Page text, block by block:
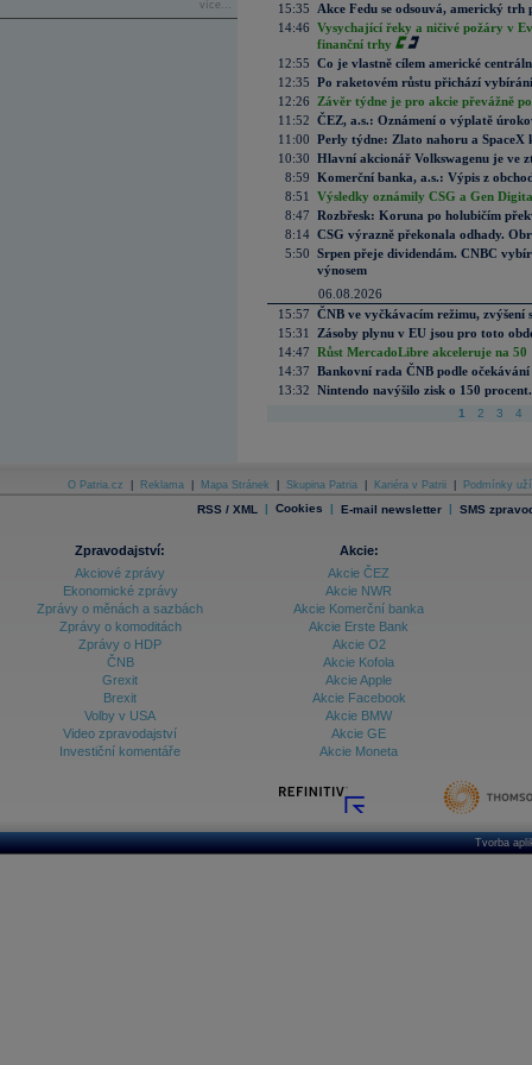
více...
15:35
Akce Fedu se odsouvá, americký
14:46 Vysychající řeky a ničivé požáry v
finanční trhy
12:55 Co je vlastně cílem americké
12:35 Po raketovém růstu přichází
12:26
Závěr týdne je pro akcie převážně
11:52 ČEZ, a.s.: Oznámení o výplatě
11:00 Perly týdne: Zlato nahoru a SpaceX
10:30 Hlavní akcionář Volkswagenu je ve
8:59 Komerční banka, a.s.: Výpis z
8:51
Výsledky oznámily CSG a Gen
8:47 Rozbřesk: Koruna po holubičím
8:14 CSG výrazně překonala odhady.
5:50 Srpen přeje dividendám. CNBC
výnosem
06.08.2026
15:57 ČNB ve vyčkávacím režimu, zvýšení
15:31
Zásoby plynu v EU jsou pro toto
14:47 Růst MercadoLibre akceleruje na
14:37 Bankovní rada ČNB podle
13:32 Nintendo navýšilo zisk o 150
1 2 3 4
O Patria.cz Reklama Mapa Stránek Skupina Patria Kariéra v Patrii Podmínky
RSS / XML | Cookies | E-mail newsletter | SMS
Zpravodajství:
Akciové zprávy
Ekonomické zprávy
Zprávy o měnách a sazbách
Zprávy o komoditách
Zprávy o HDP
ČNB
Grexit
Brexit
Volby v USA
Video zpravodajství
Investiční komentáře
Akcie:
Akcie ČEZ
Akcie NWR
Akcie Komerční banka
Akcie Erste Bank
Akcie O2
Akcie Kofola
Akcie Apple
Akcie Facebook
Akcie BMW
Akcie GE
Akcie Moneta
Tvorba